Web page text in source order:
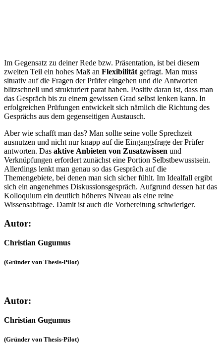
Im Gegensatz zu deiner Rede bzw. Präsentation, ist bei diesem
zweiten Teil ein hohes Maß an Flexibilität gefragt. Man muss
situativ auf die Fragen der Prüfer eingehen und die Antworten
blitzschnell und strukturiert parat haben. Positiv daran ist, dass man
das Gespräch bis zu einem gewissen Grad selbst lenken kann. In
erfolgreichen Prüfungen entwickelt sich nämlich die Richtung des
Gesprächs aus dem gegenseitigen Austausch.
Aber wie schafft man das? Man sollte seine volle Sprechzeit
ausnutzen und nicht nur knapp auf die Eingangsfrage der Prüfer
antworten. Das aktive Anbieten von Zusatzwissen und
Verknüpfungen erfordert zunächst eine Portion Selbstbewusstsein.
Allerdings lenkt man genau so das Gespräch auf die
Themengebiete, bei denen man sich sicher fühlt. Im Idealfall ergibt
sich ein angenehmes Diskussionsgespräch. Aufgrund dessen hat das
Kolloquium ein deutlich höheres Niveau als eine reine
Wissensabfrage. Damit ist auch die Vorbereitung schwieriger.
Autor:
Christian Gugumus
(Gründer von Thesis-Pilot)
Autor:
Christian Gugumus
(Gründer von Thesis-Pilot)